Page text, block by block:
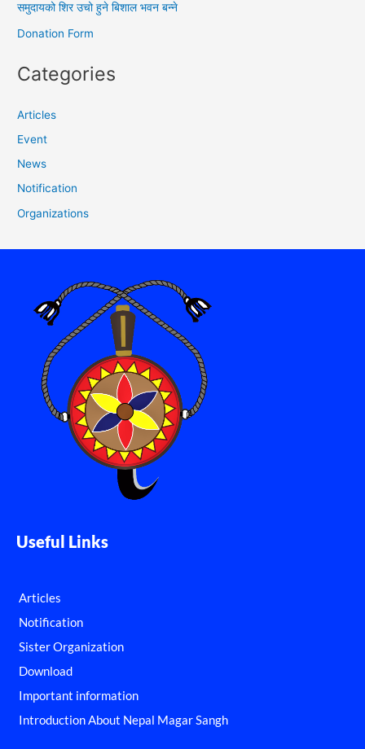
समुदायको शिर उचो हुने बिशाल भवन बन्ने
Donation Form
Categories
Articles
Event
News
Notification
Organizations
Useful Links
Articles
Notification
Sister Organization
Download
Important information
Introduction About Nepal Magar Sangh